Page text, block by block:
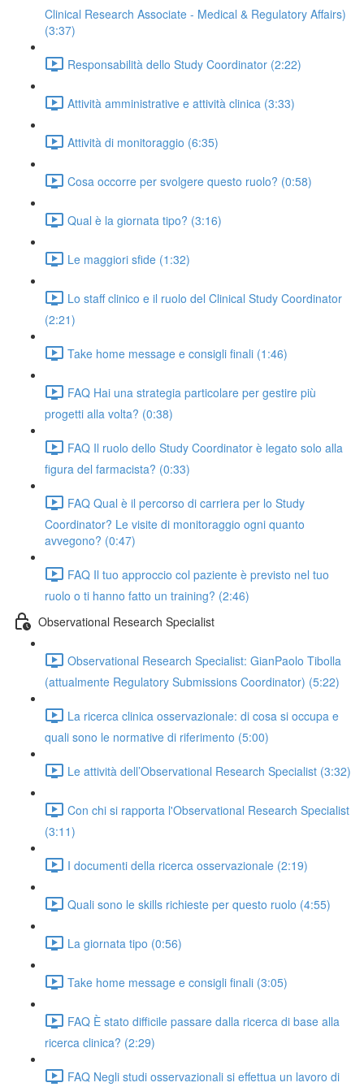
Clinical Research Associate - Medical & Regulatory Affairs)
(3:37)
Responsabilità dello Study Coordinator (2:22)
Attività amministrative e attività clinica (3:33)
Attività di monitoraggio (6:35)
Cosa occorre per svolgere questo ruolo? (0:58)
Qual è la giornata tipo? (3:16)
Le maggiori sfide (1:32)
Lo staff clinico e il ruolo del Clinical Study Coordinator
(2:21)
Take home message e consigli finali (1:46)
FAQ Hai una strategia particolare per gestire più
progetti alla volta? (0:38)
FAQ Il ruolo dello Study Coordinator è legato solo alla
figura del farmacista? (0:33)
FAQ Qual è il percorso di carriera per lo Study
Coordinator? Le visite di monitoraggio ogni quanto
avvegono? (0:47)
FAQ Il tuo approccio col paziente è previsto nel tuo
ruolo o ti hanno fatto un training? (2:46)
Observational Research Specialist
Observational Research Specialist: GianPaolo Tibolla
(attualmente Regulatory Submissions Coordinator) (5:22)
La ricerca clinica osservazionale: di cosa si occupa e
quali sono le normative di riferimento (5:00)
Le attività dell’Observational Research Specialist (3:32)
Con chi si rapporta l'Observational Research Specialist
(3:11)
I documenti della ricerca osservazionale (2:19)
Quali sono le skills richieste per questo ruolo (4:55)
La giornata tipo (0:56)
Take home message e consigli finali (3:05)
FAQ È stato difficile passare dalla ricerca di base alla
ricerca clinica? (2:29)
FAQ Negli studi osservazionali si effettua un lavoro di